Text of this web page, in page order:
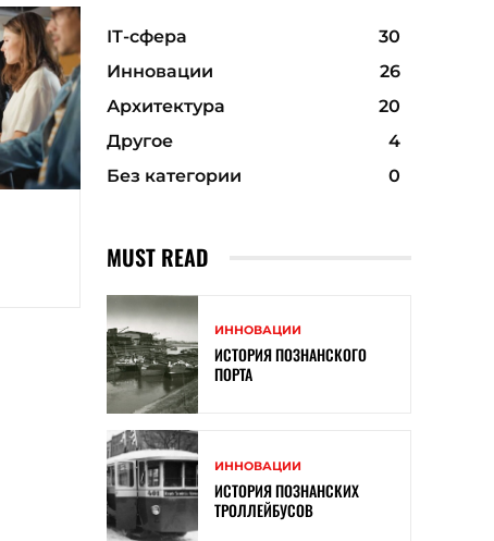
ІТ-сфера
30
Инновации
26
Архитектура
20
Другое
4
Без категории
0
MUST READ
ИННОВАЦИИ
ИСТОРИЯ ПОЗНАНСКОГО
ПОРТА
ИННОВАЦИИ
ИСТОРИЯ ПОЗНАНСКИХ
ТРОЛЛЕЙБУСОВ